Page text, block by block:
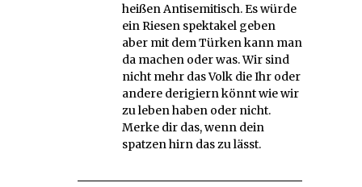
heißen Antisemitisch. Es würde
ein Riesen spektakel geben
aber mit dem Türken kann man
da machen oder was. Wir sind
nicht mehr das Volk die Ihr oder
andere derigiern könnt wie wir
zu leben haben oder nicht.
Merke dir das, wenn dein
spatzen hirn das zu lässt.